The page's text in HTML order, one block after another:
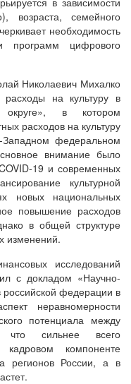
возраста, семейного
необходимость
программ цифрового
Николаевич Михалко
на культуру в
округе», в котором
расходов на культуру
федеральном
внимание было
19 и современных
культурной
новых национальных
повышение расходов
в общей структуре
изменений.
исследований
с докладом «Научно-
российской федерации в
неравномерности
потенциала между
что сильнее всего
компоненте
регионов России, а в